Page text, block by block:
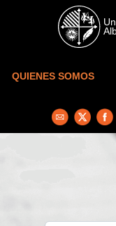
Skip to main content
QUIENES SOMOS